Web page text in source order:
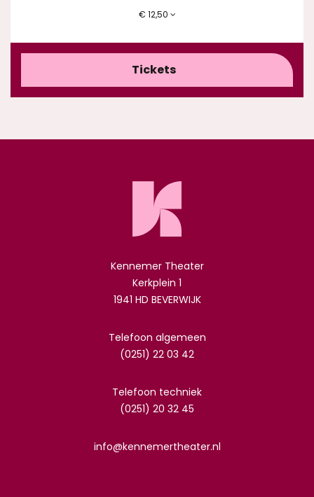
€ 12,50
Tickets
Kennemer Theater
Kerkplein 1
1941 HD BEVERWIJK
Telefoon algemeen
(0251) 22 03 42
Telefoon techniek
(0251) 20 32 45
info@kennemertheater.nl